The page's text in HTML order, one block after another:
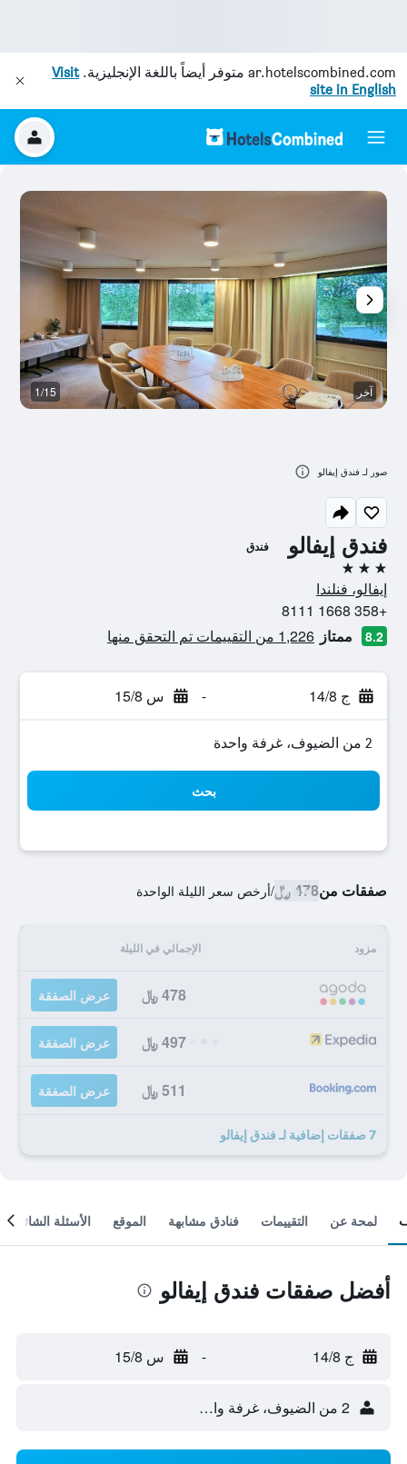
ar.hotelscombined.com متوفر أيضاً باللغة الإنجليزية.Visit
site in English
فندق إيفالو فندق
3 نجوم
إيفالو، فنلندا
+358 1668 8111
8.2 ممتاز 1,226 من التقييمات تم التحقق منها
ج 14/8 - س 15/8
2 من الضيوف، غرفة واحدة
بحث
صفقات من478 ﷼ /أرخص سعر الليلة الواحدة
مزود الإجمالي في الليلة
478 ﷼ عرض الصفقة
497 ﷼ عرض الصفقة
511 ﷼ عرض الصفقة
7 صفقات إضافية لـ فندق إيفالو
آخر 1/15
صور لـ فندق إيفالو
لمحة عن التقييمات فنادق مشابهة الموقع الأسئلة الشائعة
أفضل صفقات فندق إيفالو
ج 14/8 - س 15/8
2 من الضيوف، غرفة واحدة